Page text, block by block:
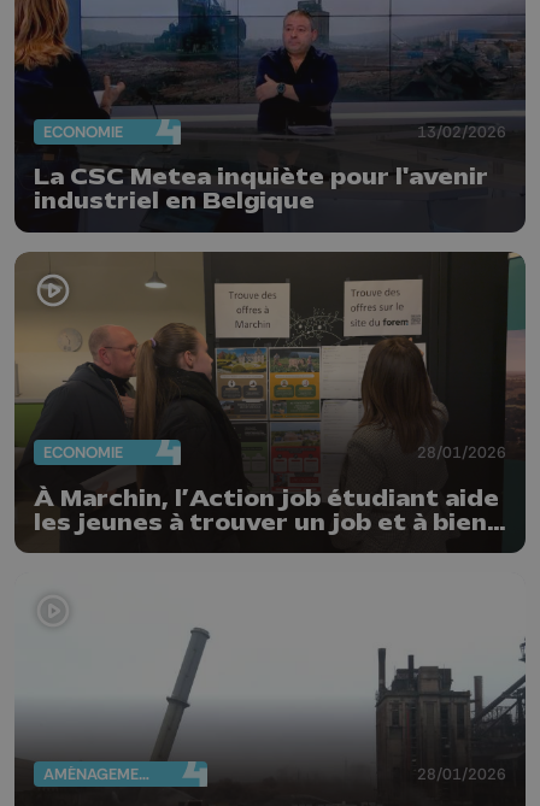
ECONOMIE 13/02/2026
La CSC Metea inquiète pour l'avenir
industriel en Belgique
ECONOMIE 28/01/2026
À Marchin, l’Action job étudiant aide
les jeunes à trouver un job et à bien
comprendre leur statut
AMÉNAGEMENT DU TERRITOIRE 28/01/2026